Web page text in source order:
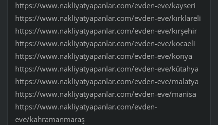
https://www.nakliyatyapanlar.com/evden-eve/kayseri
https://www.nakliyatyapanlar.com/evden-eve/kırklareli
https://www.nakliyatyapanlar.com/evden-eve/kırşehir
https://www.nakliyatyapanlar.com/evden-eve/kocaeli
https://www.nakliyatyapanlar.com/evden-eve/konya
https://www.nakliyatyapanlar.com/evden-eve/kütahya
https://www.nakliyatyapanlar.com/evden-eve/malatya
https://www.nakliyatyapanlar.com/evden-eve/manisa
https://www.nakliyatyapanlar.com/evden-
eve/kahramanmaraş